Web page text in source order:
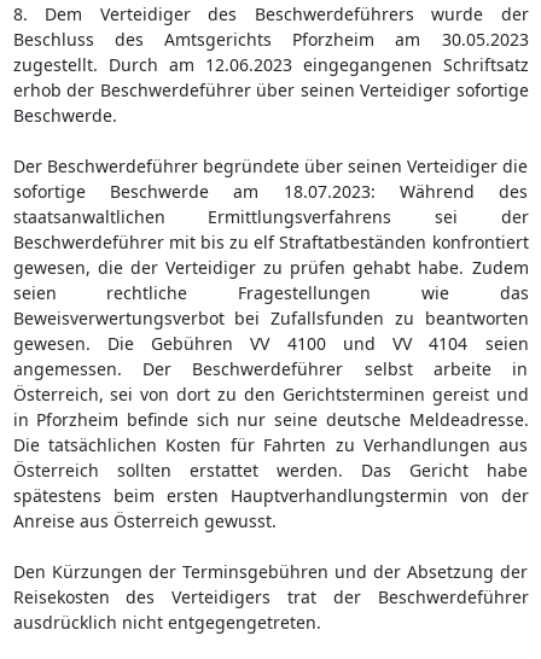
8. Dem Verteidiger des Beschwerdeführers wurde der
Beschluss des Amtsgerichts Pforzheim am 30.05.2023
zugestellt. Durch am 12.06.2023 eingegangenen Schriftsatz
erhob der Beschwerdeführer über seinen Verteidiger sofortige
Beschwerde.
Der Beschwerdeführer begründete über seinen Verteidiger die
sofortige Beschwerde am 18.07.2023: Während des
staatsanwaltlichen Ermittlungsverfahrens sei der
Beschwerdeführer mit bis zu elf Straftatbeständen konfrontiert
gewesen, die der Verteidiger zu prüfen gehabt habe. Zudem
seien rechtliche Fragestellungen wie das
Beweisverwertungsverbot bei Zufallsfunden zu beantworten
gewesen. Die Gebühren VV 4100 und VV 4104 seien
angemessen. Der Beschwerdeführer selbst arbeite in
Österreich, sei von dort zu den Gerichtsterminen gereist und
in Pforzheim befinde sich nur seine deutsche Meldeadresse.
Die tatsächlichen Kosten für Fahrten zu Verhandlungen aus
Österreich sollten erstattet werden. Das Gericht habe
spätestens beim ersten Hauptverhandlungstermin von der
Anreise aus Österreich gewusst.
Den Kürzungen der Terminsgebühren und der Absetzung der
Reisekosten des Verteidigers trat der Beschwerdeführer
ausdrücklich nicht entgegengetreten.